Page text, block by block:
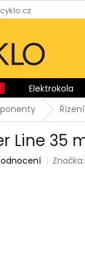
Elektrokola
Řízení
Line 35